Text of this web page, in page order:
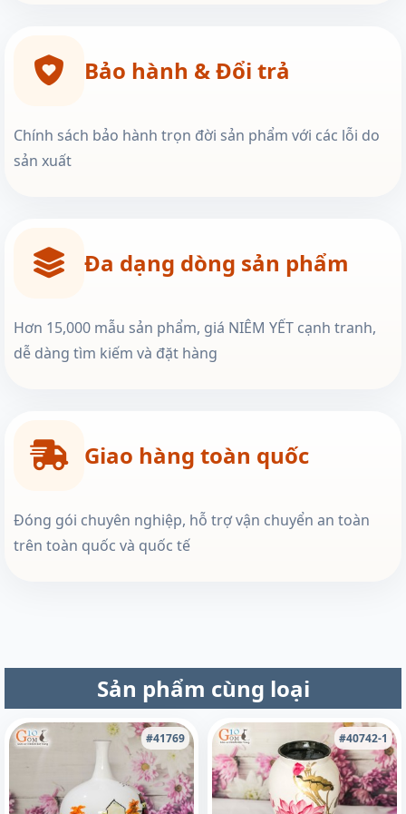
Bảo hành & Đổi trả
Chính sách bảo hành trọn đời sản phẩm với các lỗi do
sản xuất
Đa dạng dòng sản phẩm
Hơn 15,000 mẫu sản phẩm, giá NIÊM YẾT cạnh tranh,
dễ dàng tìm kiếm và đặt hàng
Giao hàng toàn quốc
Đóng gói chuyên nghiệp, hỗ trợ vận chuyển an toàn
trên toàn quốc và quốc tế
Sản phẩm cùng loại
#41769 #40742-1